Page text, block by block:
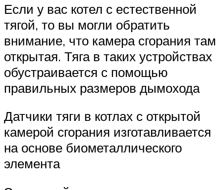
Если у вас котел с естественной
тягой, то вы могли обратить
внимание, что камера сгорания там
открытая. Тяга в таких устройствах
обустраивается с помощью
правильных размеров дымохода
Датчики тяги в котлах с открытой
камерой сгорания изготавливается
на основе биометаллического
элемента